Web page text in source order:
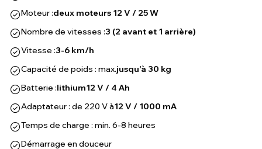
Moteur :deux moteurs 12 V / 25 W
Nombre de vitesses :3 (2 avant et 1 arrière)
Vitesse :3-6 km/h
Capacité de poids : max.jusqu'à 30 kg
Batterie :lithium12 V / 4 Ah
Adaptateur : de 220 V à12 V / 1000 mA
Temps de charge : min. 6-8 heures
Démarrage en douceur